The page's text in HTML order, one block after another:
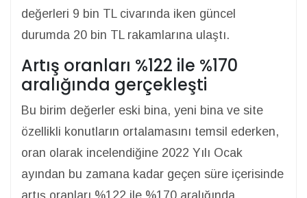
değerleri 9 bin TL civarında iken güncel
durumda 20 bin TL rakamlarına ulaştı.
Artış oranları %122 ile %170
aralığında gerçekleşti
Bu birim değerler eski bina, yeni bina ve site
özellikli konutların ortalamasını temsil ederken,
oran olarak incelendiğine 2022 Yılı Ocak
ayından bu zamana kadar geçen süre içerisinde
artış oranları %122 ile %170 aralığında